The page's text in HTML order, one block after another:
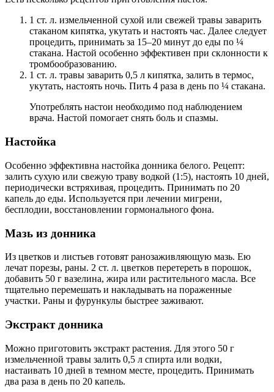
1 ст. л. измельченной сухой или свежей травы заварить
стаканом кипятка, укутать и настоять час. Далее следует
процедить, принимать за 15–20 минут до еды по ¼
стакана. Настой особенно эффективен при склонности к
тромбообразованию.
1 ст. л. травы заварить 0,5 л кипятка, залить в термос,
укутать, настоять ночь. Пить 4 раза в день по ¼ стакана.
Употреблять настои необходимо под наблюдением
врача. Настой помогает снять боль и спазмы.
Настойка
Особенно эффективна настойка донника белого. Рецепт:
залить сухую или свежую траву водкой (1:5), настоять 10 дней,
периодически встряхивая, процедить. Принимать по 20
капель до еды. Используется при лечении мигрени,
бесплодии, восстановлении гормонального фона.
Мазь из донника
Из цветков и листьев готовят ранозаживляющую мазь. Ею
лечат порезы, раны. 2 ст. л. цветков перетереть в порошок,
добавить 50 г вазелина, жира или растительного масла. Все
тщательно перемешать и накладывать на пораженные
участки. Раны и фурункулы быстрее заживают.
Экстракт донника
Можно приготовить экстракт растения. Для этого 50 г
измельченной травы залить 0,5 л спирта или водки,
настаивать 10 дней в темном месте, процедить. Принимать
два раза в день по 20 капель.